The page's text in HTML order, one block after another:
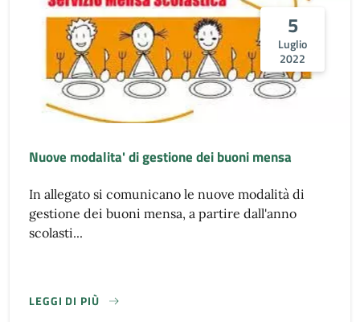
5
Luglio
2022
Nuove modalita' di gestione dei buoni mensa
In allegato si comunicano le nuove modalità di
gestione dei buoni mensa, a partire dall'anno
scolasti...
LEGGI DI PIÙ